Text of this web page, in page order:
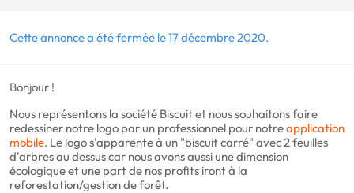
Cette annonce a été fermée le 17 décembre 2020.
Bonjour !
Nous représentons la société Biscuit et nous souhaitons faire
redessiner notre logo par un professionnel pour notreapplication
mobile. Le logo s'apparente à un "biscuit carré" avec 2 feuilles
d'arbres au dessus car nous avons aussi une dimension
écologique et une part de nos profits iront à la
reforestation/gestion de forêt.